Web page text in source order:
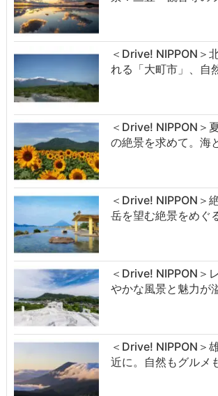
＜Drive! NIPPON＞
れる「大町市」、自
＜Drive! NIPPON＞
の絶景を求めて。海
＜Drive! NIPPON＞
岳を望む絶景をめぐ
＜Drive! NIPPON＞
やかな風景と魅力が
＜Drive! NIPPON＞
近に。自然もグルメ